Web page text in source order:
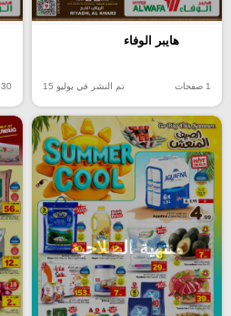
هايبر الوفاء
1 صفحات تم النشر في يوليو 15 30 صفحات
منتهية الصلاحية